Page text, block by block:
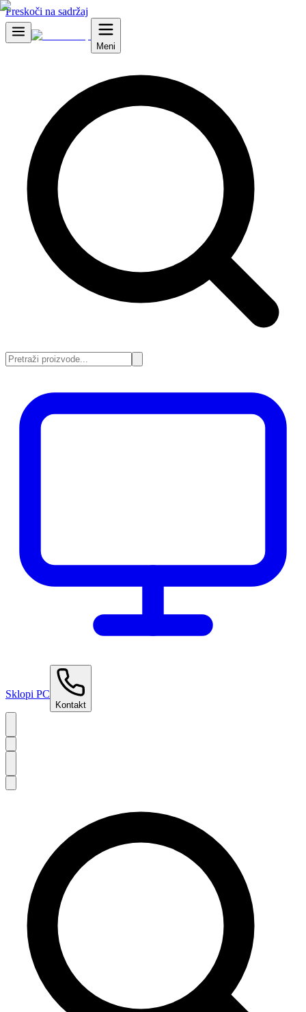
Preskoči na sadržaj
Meni
Sklopi PC
Kontakt